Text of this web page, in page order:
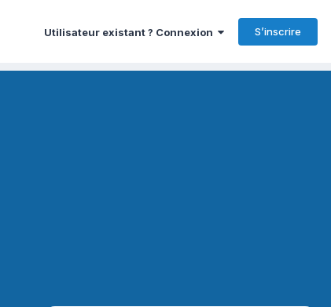
Utilisateur existant ? Connexion S’inscrire